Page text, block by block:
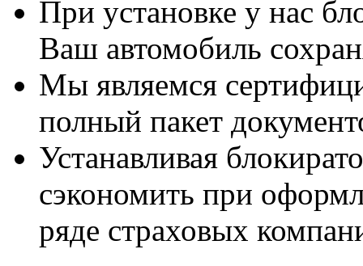
При установке у нас
Ваш автомобиль
Мы являемся
полный пакет
Устанавливая
сэкономить при
ряде страховых